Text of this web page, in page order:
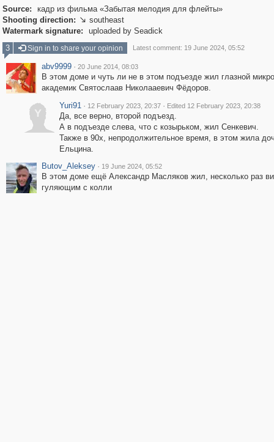
Source:
кадр из фильма «Забытая мелодия для флейты»
Shooting direction:  southeast
Watermark signature:
uploaded by Seadick
3
Sign in to share your opinion Latest comment: 19 June 2024, 05:52
abv9999 · 20 June 2014, 08:03
В этом доме и чуть ли не в этом подъезде жил глазной
академик Святослаав Николааевич Фёдоров.
Y
Yuri91 · 12 February 2023, 20:37 · Edited 12 February 2023, 20:38
Да, все верно, второй подъезд.
А в подъезде слева, что с козырьком, жил Сенкевич.
Также в 90х, непродолжительное время, в этом жила
Ельцина.
Butov_Aleksey · 19 June 2024, 05:52
В этом доме ещё Александр Масляков жил, несколько раз
гуляющим с колли